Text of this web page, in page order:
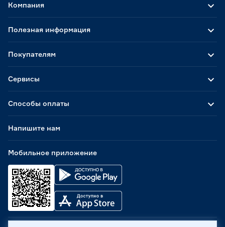
Способы оплаты
Мобильное приложение
Компания
Полезная информация
Покупателям
Сервисы
Напишите нам